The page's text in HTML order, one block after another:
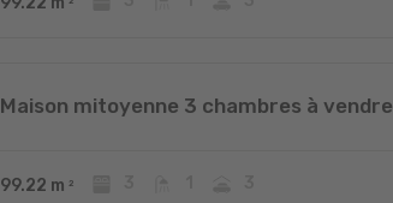
Maison mitoyenne 3 chambres à vendre
99.22 m 2